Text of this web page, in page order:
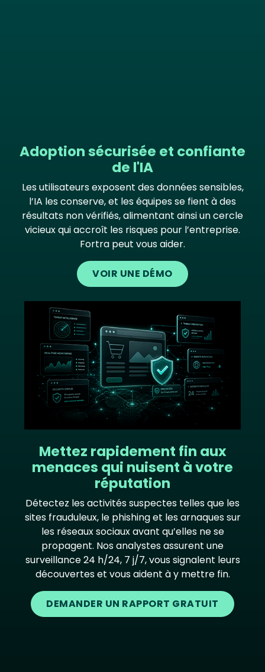
Adoption sécurisée et confiante
de l'IA
Les utilisateurs exposent des données sensibles,
l’IA les conserve, et les équipes se fient à des
résultats non vérifiés, alimentant ainsi un cercle
vicieux qui accroît les risques pour l’entreprise.
Fortra peut vous aider.
VOIR UNE DÉMO
Mettez rapidement fin aux
menaces qui nuisent à votre
réputation
Détectez les activités suspectes telles que les
sites frauduleux, le phishing et les arnaques sur
les réseaux sociaux avant qu’elles ne se
propagent. Nos analystes assurent une
surveillance 24 h/24, 7 j/7, vous signalent leurs
découvertes et vous aident à y mettre fin.
DEMANDER UN RAPPORT GRATUIT